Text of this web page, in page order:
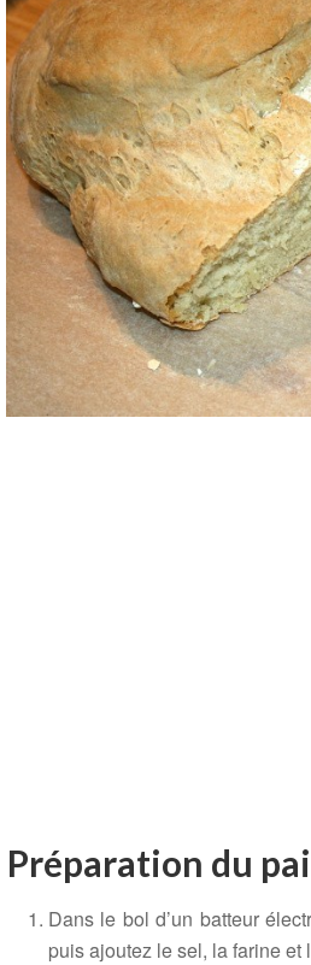
Préparation du
Dans le bol d’un batteur
puis ajoutez le sel, la farine et